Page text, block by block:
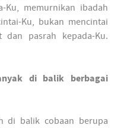
Ku, memurnikan ibadah
Ku, bukan mencintai
dan pasrah kepada-Ku.
di balik berbagai
di balik cobaan berupa